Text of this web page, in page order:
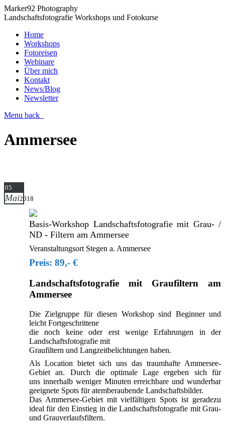
Marker92 Photography
Landschaftsfotografie Workshops und Fotokurse
Home
Workshops
Fotoreisen
Webinare
Über mich
Kontakt
News/Blog
Newsletter
Menu back
Ammersee
05
Mai2018
Basis-Workshop Landschaftsfotografie mit Grau- /
ND - Filtern am Ammersee
Veranstaltungsort Stegen a. Ammersee
Preis: 89,- €
Landschaftsfotografie mit Graufiltern am
Ammersee
Die Zielgruppe für diesen Workshop sind Beginner und
leicht Fortgeschrittene
die noch keine oder erst wenige Erfahrungen in der
Landschaftsfotografie mit
Graufiltern und Langzeitbelichtungen haben.
Als Location bietet sich uns das traumhafte Ammersee-
Gebiet an. Durch die optimale Lage ergeben sich für
uns innerhalb weniger Minuten erreichbare und wunderbar
geeignete Spots für atemberaubende Landschaftsbilder.
Das Ammersee-Gebiet mit vielfältigen Spots ist geradezu
ideal für den Einstieg in die Landschaftsfotografie mit Grau-
und Grauverlaufsfiltern.